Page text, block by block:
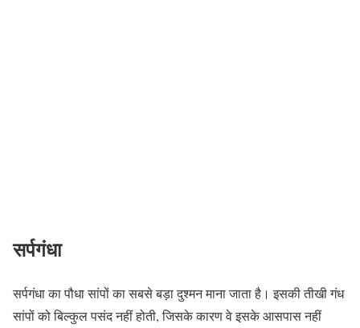
सर्पगंधा
सर्पगंधा का पौधा सांपों का सबसे बड़ा दुश्मन माना जाता है। इसकी तीखी गंध
सांपों को बिल्कुल पसंद नहीं होती, जिसके कारण वे इसके आसपास नहीं